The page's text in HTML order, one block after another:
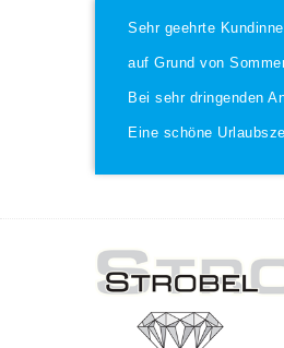
Sehr geehrte
auf Grund von
Bei sehr dringenden
Eine schöne